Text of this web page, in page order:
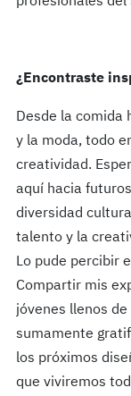
¿Encontraste
Desde la comida
y la moda, todo
creatividad.
aquí hacia
diversidad
talento y la
Lo pude percibir
Compartir mis
jóvenes llenos
sumamente
los próximos
que viviremos